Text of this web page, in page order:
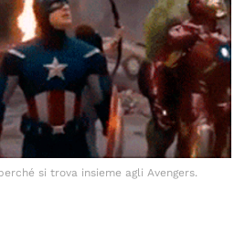
si trova insieme agli Avengers.